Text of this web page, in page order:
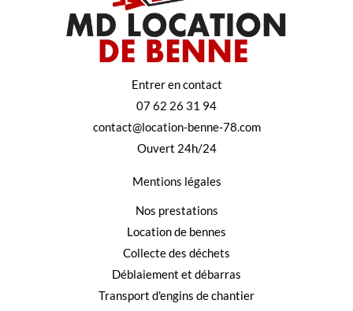
Entrer en contact
07 62 26 31 94
contact@location-benne-78.com
Ouvert 24h/24
Mentions légales
Nos prestations
Location de bennes
Collecte des déchets
Déblaiement et débarras
Transport d'engins de chantier